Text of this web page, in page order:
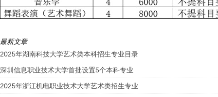
最新文章
2025年湖南科技大学艺术类本科招生专业目录
深圳信息职业技术大学首批设置5个本科专业
2025年浙江机电职业技术大学艺术类招生专业